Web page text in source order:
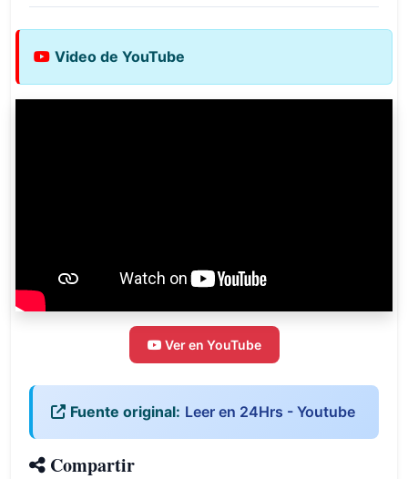
Video de YouTube
Ver en YouTube
Fuente original: Leer en 24Hrs - Youtube
Compartir